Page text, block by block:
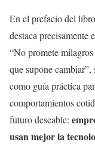
En el prefacio del
destaca
“No promete
que supone
como guía práctica
comportamientos
futuro deseable:
usan mejor la